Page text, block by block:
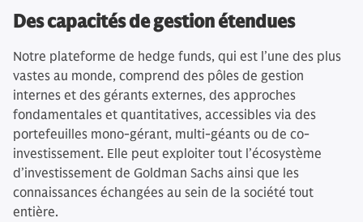
Des capacités de gestion étendues
Notre plateforme de hedge funds, qui est l’une des plus
vastes au monde, comprend des pôles de gestion
internes et des gérants externes, des approches
fondamentales et quantitatives, accessibles via des
portefeuilles mono-gérant, multi-géants ou de co-
investissement. Elle peut exploiter tout l’écosystème
d’investissement de Goldman Sachs ainsi que les
connaissances échangées au sein de la société tout
entière.